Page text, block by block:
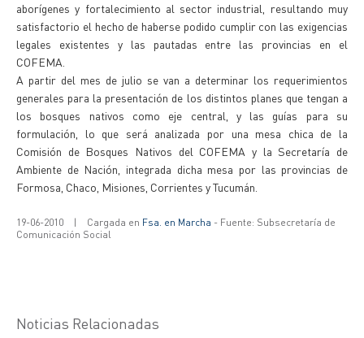
aborígenes y fortalecimiento al sector industrial, resultando muy
satisfactorio el hecho de haberse podido cumplir con las exigencias
legales existentes y las pautadas entre las provincias en el
COFEMA.
A partir del mes de julio se van a determinar los requerimientos
generales para la presentación de los distintos planes que tengan a
los bosques nativos como eje central, y las guías para su
formulación, lo que será analizada por una mesa chica de la
Comisión de Bosques Nativos del COFEMA y la Secretaría de
Ambiente de Nación, integrada dicha mesa por las provincias de
Formosa, Chaco, Misiones, Corrientes y Tucumán.
19-06-2010 | Cargada en Fsa. en Marcha - Fuente: Subsecretaría de
Comunicación Social
Noticias Relacionadas